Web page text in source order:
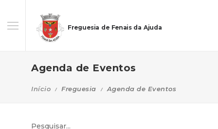
Freguesia de Fenais da Ajuda
Agenda de Eventos
Início Freguesia Agenda de Eventos